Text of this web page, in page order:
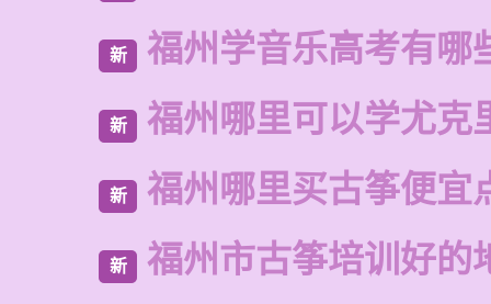
新 福州学音乐高考有哪
新 福州哪里可以学尤克
新 福州哪里买古筝便宜
新 福州市古筝培训好的